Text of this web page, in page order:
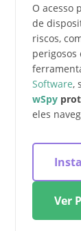
O acesso
de
riscos,
perigosos
Software,
wSpy
eles
Ver